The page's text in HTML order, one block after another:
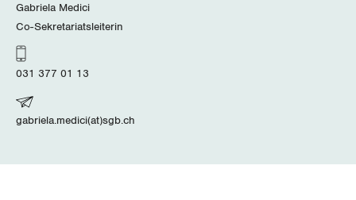
Gabriela Medici
Co-Sekretariatsleiterin
031 377 01 13
gabriela.medici(at)sgb.ch